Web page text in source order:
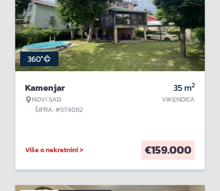
360°
Kamenjar
NOVI SAD
ŠIFRA: #574082
35m2
VIKENDICA
Više o nekretnini > €159.000